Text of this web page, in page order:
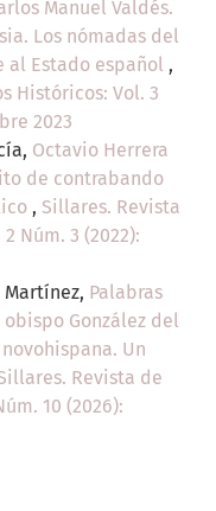
Manuel Valdés.
Los nómadas del
al Estado español ,
Históricos: Vol. 3
2023
Octavio Herrera
de contrabando
, Sillares. Revista
Núm. 3 (2022):
Palabras
González del
Un
Revista de
10 (2026):